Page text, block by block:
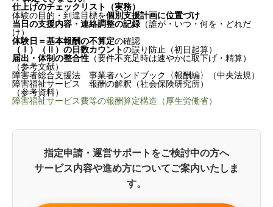
仕上げのチェックリスト（実務）
体験の目的・到達目標を個別支援計画に位置づけ
当日の支援内容・連絡調整の記録 （誰が・いつ・何を・どれだ
け）
体験日＝基本報酬の不算定の確認
（Ⅰ）（Ⅱ）の日数カウントの誤り防止（初日起算）
届出・体制の整合性 （要件不充足時は速やかに取下げ・精算）
（参考文献）
障害者総合支援法 事業者ハンドブック〈報酬編〉（中央法規）
障害福祉サービス 報酬の解釈（社会保険研究所）
（参考資料）
障害福祉サービス費等の報酬算定構造（厚生労働省）
指定申請・運営サポートをご検討中の方へ
サービス内容や進め方についてご案内いたしま
す。